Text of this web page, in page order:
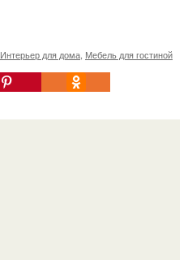
Интерьер для дома Мебель для гостиной